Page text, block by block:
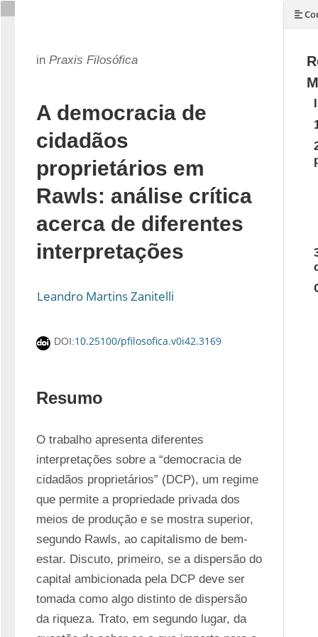
in Praxis Filosófica
A democracia de
cidadãos
proprietários em
Rawls: análise crítica
acerca de diferentes
interpretações
Leandro Martins Zanitelli
DOI:10.25100/pfilosofica.v0i42.3169
Resumo
O trabalho apresenta diferentes
interpretações sobre a “democracia de
cidadãos proprietários” (DCP), um regime
que permite a propriedade privada dos
meios de produção e se mostra superior,
segundo Rawls, ao capitalismo de bem-
estar. Discuto, primeiro, se a dispersão do
capital ambicionada pela DCP deve ser
tomada como algo distinto de dispersão
da riqueza. Trato, em segundo lugar, da